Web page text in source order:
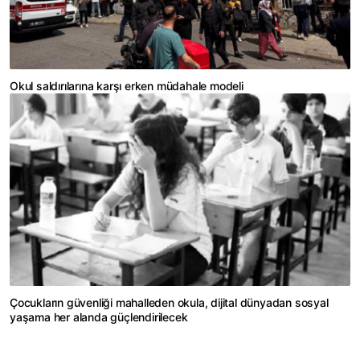
Okul saldırılarına karşı erken müdahale modeli
Çocukların güvenliği mahalleden okula, dijital dünyadan sosyal
yaşama her alanda güçlendirilecek